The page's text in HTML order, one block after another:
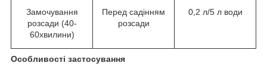
Замочування
розсади (40-
60хвилини)
Перед садінням
розсади
0,2 л/5 л води
Особливості застосування